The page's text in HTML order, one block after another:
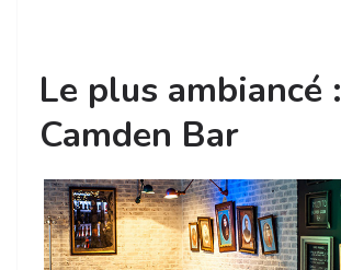
Le plus ambiancé :
Camden Bar